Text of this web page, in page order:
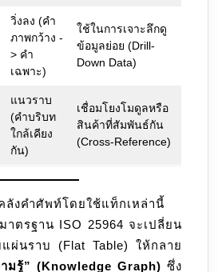
วิ่งลง (คำ
ภาพกว้าง -
> คำ
เฉพาะ)
ใช้ในการเจาะลึกดู
ข้อมูลย่อย (Drill-
Down Data)
แนวราบ
(คำบริบท
ใกล้เคียง
กัน)
เชื่อมโยงโมดูลหรือ
สินค้าที่สัมพันธ์กัน
(Cross-Reference)
ลังคำศัพท์โดยใช้แท็กเหล่านี้
าตรฐาน ISO 25964 จะเปลี่ยน
ผ่นราบ (Flat Table) ให้กลาย
มรู้” (Knowledge Graph) ซึ่ง